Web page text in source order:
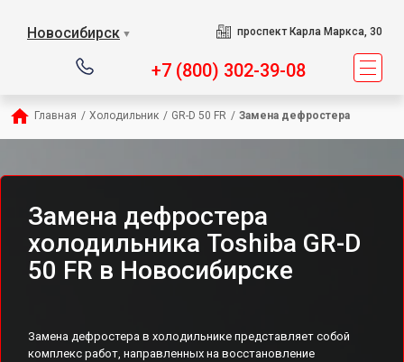
Новосибирск ▼ проспект Карла Маркса, 30
+7 (800) 302-39-08
Главная / Холодильник / GR-D 50 FR / Замена дефростера
Замена дефростера
холодильника Toshiba GR-D
50 FR в Новосибирске
Замена дефростера в холодильнике представляет собой
комплекс работ, направленных на восстановление